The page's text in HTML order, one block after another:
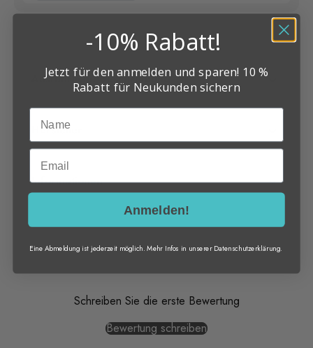
Ausführliche Beschreibung
Hersteller
Informationen
Schreiben Sie die erste Bewertung
Bewertung schreiben
-10% Rabatt!
Jetzt für den anmelden und sparen! 10 %
Rabatt für Neukunden sichern
Name
Email
Anmelden!
Eine Abmeldung ist jederzeit möglich. Mehr Infos in unserer Datenschutzerklärung.